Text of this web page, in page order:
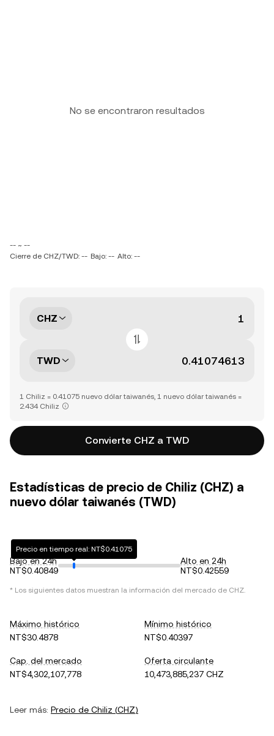
No se encontraron resultados
-- ~ --
Cierre de CHZ/TWD: -- Bajo: -- Alto: --
CHZ
TWD
1 Chiliz = 0.41075 nuevo dólar taiwanés, 1 nuevo dólar taiwanés =
2.434 Chiliz
Convierte CHZ a TWD
Estadísticas de precio de Chiliz (CHZ) a
nuevo dólar taiwanés (TWD)
Bajo en 24h
NT$0.40849
Precio en tiempo real: NT$0.41075
Alto en 24h
NT$0.42559
* Los siguientes datos muestran la información del mercado de CHZ.
Máximo histórico
NT$30.4878
Mínimo histórico
NT$0.40397
Cap. del mercado
NT$4,302,107,778
Oferta circulante
10,473,885,237 CHZ
Leer más: Precio de Chiliz (CHZ)